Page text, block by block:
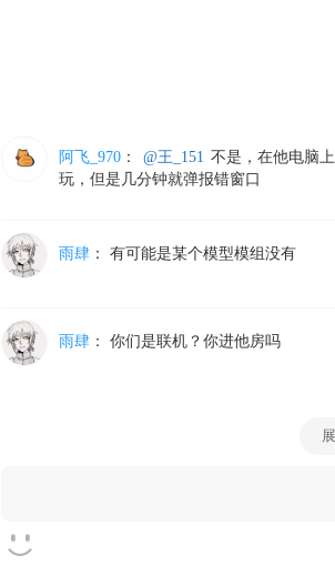
阿飞_970： @王_151 不是，在他电脑
玩，但是几分钟就弹报错窗口
雨肆： 有可能是某个模型模组没有
雨肆： 你们是联机？你进他房吗